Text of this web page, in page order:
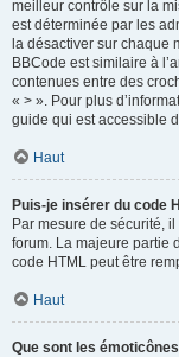
meilleur contrôle sur la
est déterminée par les
la désactiver sur chaque
BBCode est similaire à
contenues entre des
« > ». Pour plus
guide qui est accessible
Haut
Puis-je insérer du code
Par mesure de sécurité,
forum. La majeure partie
code HTML peut être
Haut
Que sont les